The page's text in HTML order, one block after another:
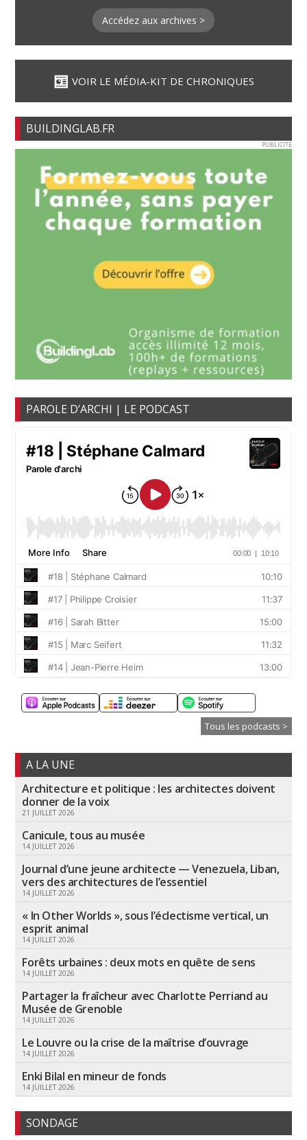
Accédez aux archives >
VOIR LE MÉDIA-KIT DE CHRONIQUES
BUILDINGLAB.FR
PUBLICITE
PAROLE D’ARCHI | LE PODCAST
Tous les podcasts >
A LA UNE
Architecture et politique : les architectes doivent
donner de la voix
21 JUILLET 2026
Canicule, tous au musée
14 JUILLET 2026
Journal d’une jeune architecte — Venezuela, Liban,
vers des architectures de l’essentiel
14 JUILLET 2026
« In Other Worlds », sous l’éclectisme vertical, un
esprit animal
14 JUILLET 2026
Forêts urbaines : deux mots en quête de sens
14 JUILLET 2026
Partager la fraîcheur avec Charlotte Perriand au
Musée de Grenoble
14 JUILLET 2026
Le Louvre ou la crise de la maîtrise d’ouvrage
14 JUILLET 2026
Enki Bilal en mineur de fonds
14 JUILLET 2026
SONDAGE